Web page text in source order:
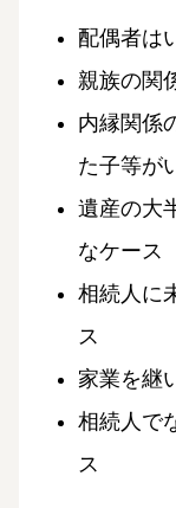
配偶者は
親族の関
内縁関係
た子等が
遺産の大
なケース
相続人に
ス
家業を継
相続人で
ス